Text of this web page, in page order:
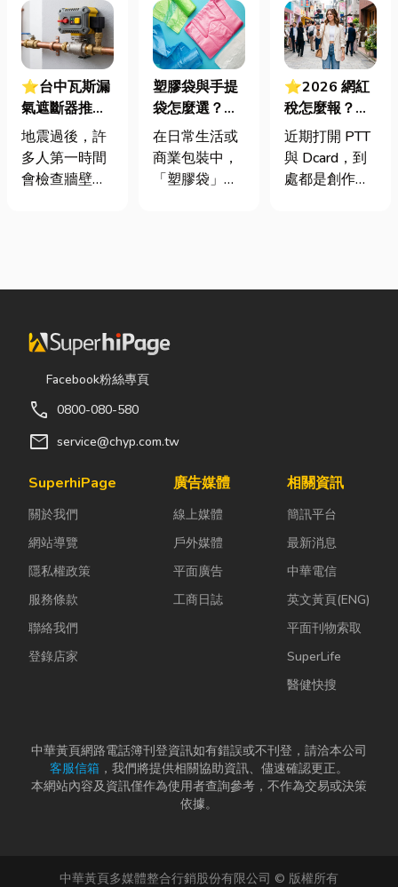
⭐台中瓦斯漏
氣遮斷器推薦
廠商在這！地
震氣爆怎麼
防？警報器與
地震過後，許
多人第一時間
會檢查牆壁裂
線。日前日本
城在地震後引
發嚴重氣爆，
正是因為震波
管線受損、氣
體微量外洩所
默充斥在空間
一絲靜電或按
下開關的火
花...
塑膠袋與手提
袋怎麼選？材
質、用途與耐
重度一次看懂
在日常生活或
商業包裝中，
「塑膠袋」與
具，但實際上
景上，其實差
性，還可能造
商品損壞。 這
次搞懂塑膠袋
與手提袋的...
⭐2026 網紅
稅怎麼報？一
篇看懂課稅門
檻、追溯年限
與合法節稅，
近期打開 PTT
與 Dcard，到
處都是創作者
紅稅」不是一
（如
Instag...
Facebook粉絲專頁
call 0800-080-580
mail service@chyp.com.tw
SuperhiPage
關於我們
網站導覽
隱私權政策
服務條款
聯絡我們
登錄店家
廣告媒體
線上媒體
戶外媒體
平面廣告
工商日誌
相關資訊
簡訊平台
最新消息
中華電信
英文黃頁(ENG)
平面刊物索取
SuperLife
醫健快搜
中華黃頁網路電話簿刊登資訊如有錯誤或不刊登，請洽本公司
客服信箱 ，我們將提供相關協助資訊、儘速確認更正。
本網站內容及資訊僅作為使用者查詢參考，不作為交易或決策
依據。
中華黃頁多媒體整合行銷股份有限公司 © 版權所有